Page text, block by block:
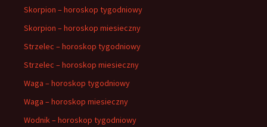
Skorpion – horoskop tygodniowy
Skorpion – horoskop miesieczny
Strzelec – horoskop tygodniowy
Strzelec – horoskop miesieczny
Waga – horoskop tygodniowy
Waga – horoskop miesieczny
Wodnik – horoskop tygodniowy